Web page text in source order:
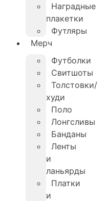
Наградные
плакетки
Футляры
Мерч
Футболки
Свитшоты
Толстовки/
худи
Поло
Лонгсливы
Банданы
Ленты
и
ланьярды
Платки
и